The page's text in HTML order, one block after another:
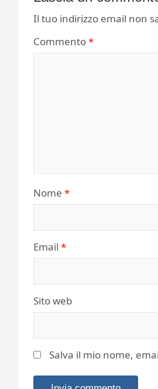
Il tuo indirizzo email non
Commento*
Nome *
Email *
Sito web
Salva il mio nome,